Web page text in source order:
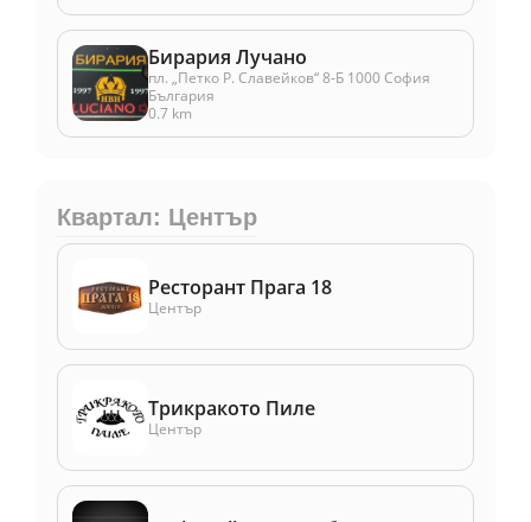
Бирария Лучано
пл. „Петко Р. Славейков“ 8-Б 1000 София
България
0.7 km
Квартал: Център
Ресторант Прага 18
Център
Трикракото Пиле
Център